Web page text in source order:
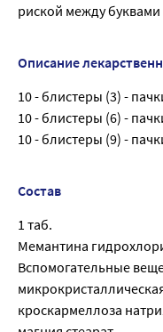
риской между буквами
Описание
10 - блистеры (3) -
10 - блистеры (6) -
10 - блистеры (9) -
Состав
1 таб.
Мемантина
Вспомогательные
кроскармеллоза